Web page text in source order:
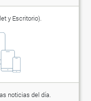
y Escritorio).
noticias del día.